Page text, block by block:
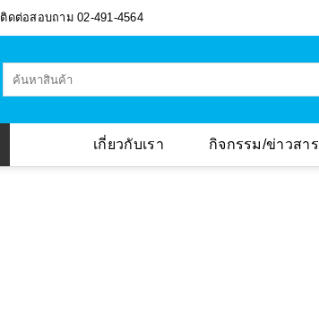
ติดต่อสอบถาม 02-491-4564
เกี่ยวกับเรา กิจกรรม/ข่าวสาร